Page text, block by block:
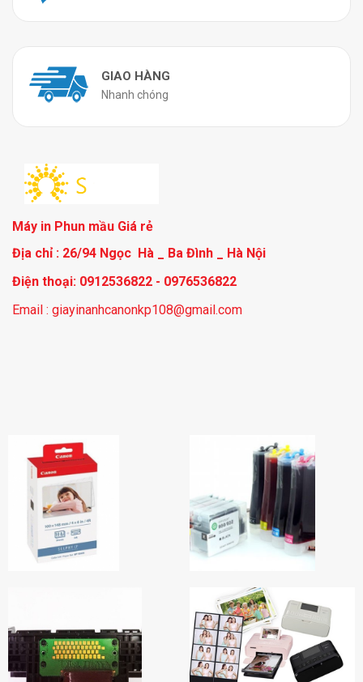
GIAO HÀNG
Nhanh chóng
Máy in Phun mầu Giá rẻ
Địa chỉ : 26/94 Ngọc Hà _ Ba Đình _ Hà Nội
Điện thoại: 0912536822 - 0976536822
Email : giayinanhcanonkp108@gmail.com